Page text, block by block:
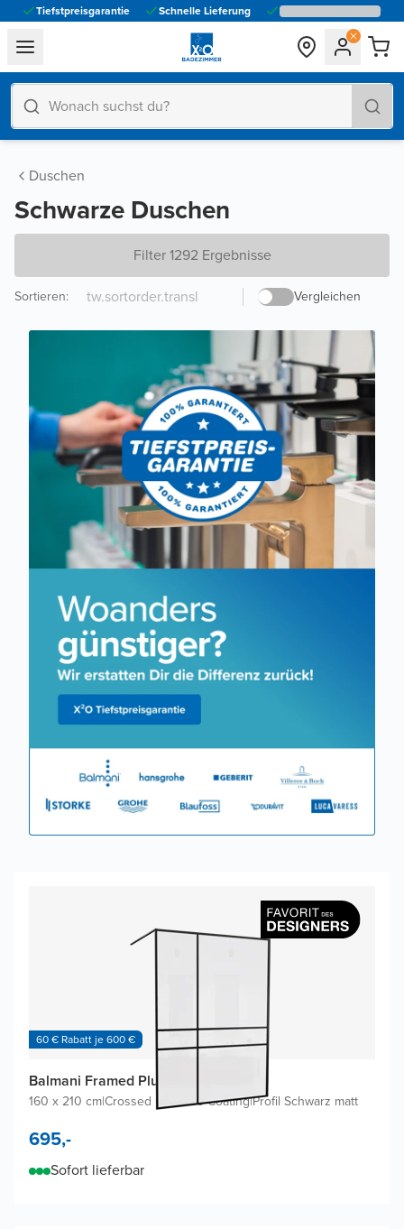
Tiefstpreisgarantie Schnelle Lieferung
general.navigation.toggle_menu.label
Duschen
Schwarze Duschen
Filter 1292 Ergebnisse
Vergleichen
Sortieren:
60 € Rabatt je 600 €
Balmani Framed Plus Walk-in Dusche
160 x 210 cm|Crossed inklusive Coating|Profil Schwarz matt
695,-
Sofort lieferbar